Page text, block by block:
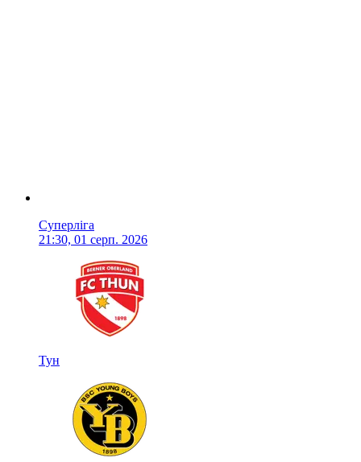
Суперліга
21:30, 01 серп. 2026
Тун